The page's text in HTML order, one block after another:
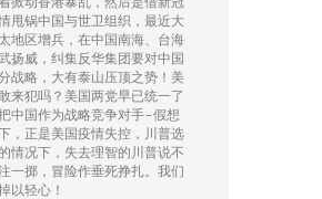
甩锅中国与世卫组织，最近大
地区增兵，在中国南海、台海
扬威，纠集反华集团要对中国
战略，大有泰山压顶之势！美
来犯吗？美国两党早已统一了
中国作为战略竞争对手–假想
，正是美国疫情失控，川普选
情况下，失去理智的川普说不
一掷，冒险作垂死挣扎。我们
以轻心！